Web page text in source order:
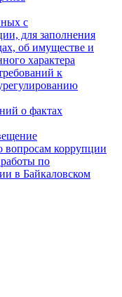
с
для заполнения
об имуществе и
характера
к
о фактах
вопросам коррупции
по
в Байкаловском